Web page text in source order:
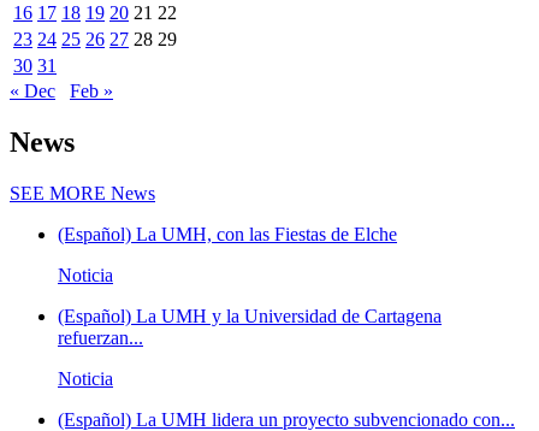
16 17 18 19 20 21 22
23 24 25 26 27 28 29
30 31
« Dec
Feb »
News
SEE MORE News
(Español) La UMH, con las Fiestas de Elche
Noticia
(Español) La UMH y la Universidad de Cartagena
refuerzan...
Noticia
(Español) La UMH lidera un proyecto subvencionado con...